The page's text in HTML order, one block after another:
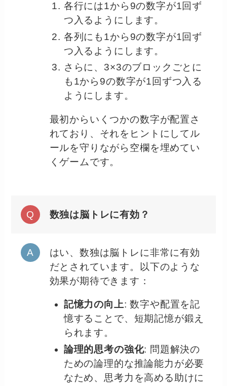
各行には1から9の数字が1回ず
つ入るようにします。
各列にも1から9の数字が1回ず
つ入るようにします。
さらに、3×3のブロックごとに
も1から9の数字が1回ずつ入る
ようにします。
最初からいくつかの数字が配置さ
れており、それをヒントにしてル
ールを守りながら空欄を埋めてい
くゲームです。
数独は脳トレに有効？
はい、数独は脳トレに非常に有効
だとされています。以下のような
効果が期待できます：
記憶力の向上: 数字や配置を記
憶することで、短期記憶が鍛え
られます。
論理的思考の強化: 問題解決の
ための論理的な推論能力が必要
なため、思考力を高める助けに